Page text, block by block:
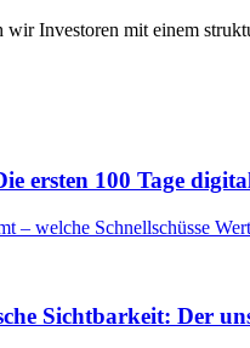
wir Investoren mit einem
ersten 100 Tage
– welche Schnellschüsse
Sichtbarkeit: Der